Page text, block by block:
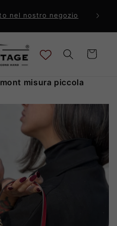
nel nostro negozio
Carrello
misura piccola